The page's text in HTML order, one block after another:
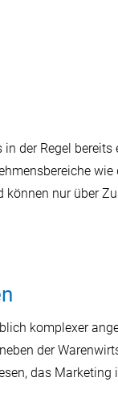
der Regel
nur über
komplexer
der
das Marketing